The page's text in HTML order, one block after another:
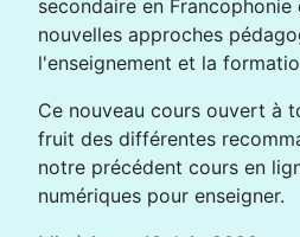
secondaire en
nouvelles approches
l'enseignement et la
Ce nouveau cours ouvert à
fruit des différentes
notre précédent cours en
numériques pour enseigner.